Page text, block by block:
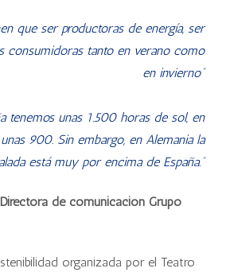
que ser productoras de energía, ser
consumidoras tanto en verano como
en invierno”
tenemos unas 1.500 horas de sol, en
900. Sin embargo, en Alemania la
está muy por encima de España.”
de comunicación Grupo
organizada por el Teatro